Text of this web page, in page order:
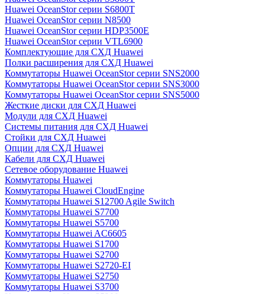
Huawei OceanStor серии S6800T
Huawei OceanStor серии N8500
Huawei OceanStor серии HDP3500E
Huawei OceanStor серии VTL6900
Комплектующие для СХД Huawei
Полки расширения для СХД Huawei
Коммутаторы Huawei OceanStor серии SNS2000
Коммутаторы Huawei OceanStor серии SNS3000
Коммутаторы Huawei OceanStor серии SNS5000
Жесткие диски для СХД Huawei
Модули для СХД Huawei
Системы питания для СХД Huawei
Стойки для СХД Huawei
Опции для СХД Huawei
Кабели для СХД Huawei
Сетевое оборудование Huawei
Коммутаторы Huawei
Коммутаторы Huawei CloudEngine
Коммутаторы Huawei S12700 Agile Switch
Коммутаторы Huawei S7700
Коммутаторы Huawei S5700
Коммутаторы Huawei AC6605
Коммутаторы Huawei S1700
Коммутаторы Huawei S2700
Коммутаторы Huawei S2720-EI
Коммутаторы Huawei S2750
Коммутаторы Huawei S3700